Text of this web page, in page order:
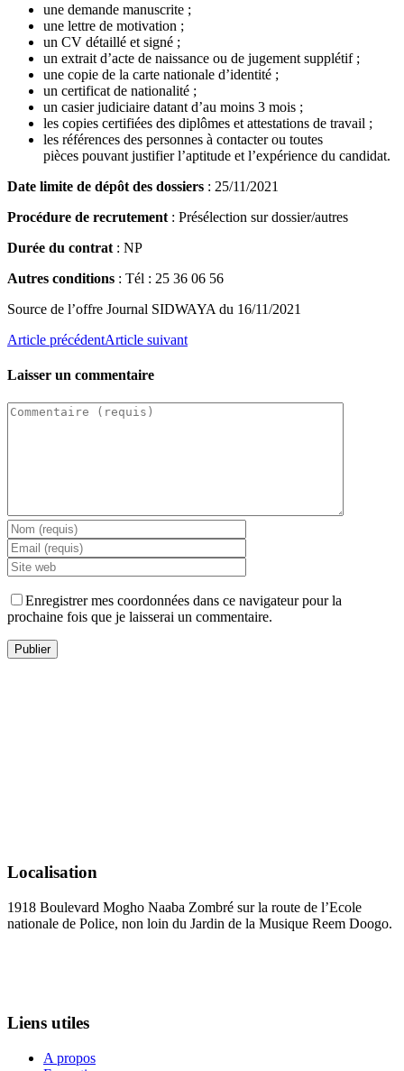
une demande manuscrite ;
une lettre de motivation ;
un CV détaillé et signé ;
un extrait d’acte de naissance ou de jugement supplétif ;
une copie de la carte nationale d’identité ;
un certificat de nationalité ;
un casier judiciaire datant d’au moins 3 mois ;
les copies certifiées des diplômes et attestations de travail ;
les références des personnes à contacter ou toutes
pièces pouvant justifier l’aptitude et l’expérience du candidat.
Date limite de dépôt des dossiers : 25/11/2021
Procédure de recrutement : Présélection sur dossier/autres
Durée du contrat : NP
Autres conditions : Tél : 25 36 06 56
Source de l’offre Journal SIDWAYA du 16/11/2021
Article précédentArticle suivant
Laisser un commentaire
Enregistrer mes coordonnées dans ce navigateur pour la
prochaine fois que je laisserai un commentaire.
Localisation
1918 Boulevard Mogho Naaba Zombré sur la route de l’Ecole
nationale de Police, non loin du Jardin de la Musique Reem Doogo.
Liens utiles
A propos